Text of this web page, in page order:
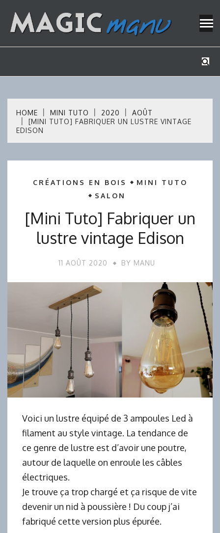
content
HOME MINI TUTO 2020
AOÛT
[MINI TUTO] FABRIQUER UN LUSTRE VINTAGE
EDISON
CRÉATIONS EN BOIS
MINI TUTO
SALON
[Mini Tuto] Fabriquer un
lustre vintage Edison
11 AOÛT 2020 BY MANU
Voici un lustre équipé de 3 ampoules Led à
filament au style vintage. La tendance de
ce genre de lustre est d’avoir une poutre,
autour de laquelle on enroule les câbles
électriques.
Je trouve ça trop chargé et ça risque de vite
devenir un nid à poussière ! Du coup j’ai
fabriqué cette version plus épurée.